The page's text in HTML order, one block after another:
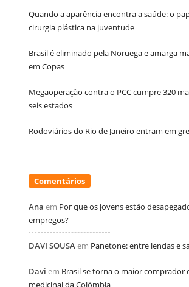
Quando a aparência encontra a saúde: o
cirurgia plástica na juventude
Brasil é eliminado pela Noruega e amarga
em Copas
Megaoperação contra o PCC cumpre 320
seis estados
Rodoviários do Rio de Janeiro entram em
Comentários
Ana em Por que os jovens estão
empregos?
DAVI SOUSA em Panetone: entre lendas e
Davi em Brasil se torna o maior comprador
medicinal da Colômbia